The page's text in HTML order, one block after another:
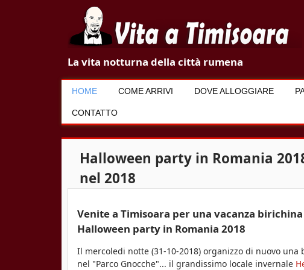
V
t
a
m
La vita notturna della città rumena
HOME COME ARRIVI DOVE ALLOGGIARE
CONTATTO
Halloween party in Romania
nel 2018
Venite a Timisoara per una vacanza
Halloween party in Romania 2018
Il mercoledi notte (31-10-2018) organizzo di nuovo
nel "Parco Gnocche"... il grandissimo locale invernale